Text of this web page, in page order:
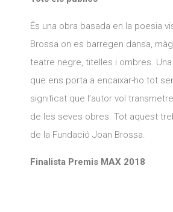
És una obra basada en la poesia
Brossa on es barregen dansa,
teatre negre, titelles i ombres.
que ens porta a encaixar-ho tot
significat que l’autor vol
de les seves obres. Tot aquest
de la Fundació Joan Brossa.
Finalista Premis MAX 2018